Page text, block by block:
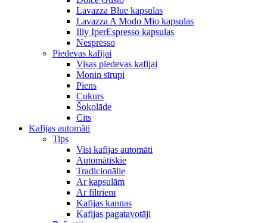
Lavazza Blue kapsulas
Lavazza A Modo Mio kapsulas
Illy IperEspresso kapsulas
Nespresso
Piedevas kafijai
Visas piedevas kafijai
Monin sīrupi
Piens
Cukurs
Šokolāde
Cits
Kafijas automāti
Tips
Visi kafijas automāti
Automātiskie
Tradicionālie
Ar kapsulām
Ar filtriem
Kafijas kannas
Kafijas pagatavotāji